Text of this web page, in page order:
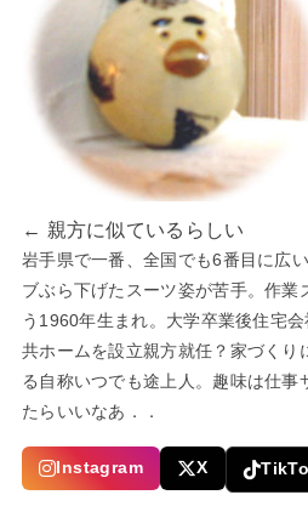
← 親方に似ているらしい
岩手県で一番、全国でも6番目に広
ブぶら下げたスーツ姿が苦手。作業
う1960年生まれ。大学卒業後住宅
共ホームを設立親方就任？家づくり
る自称いつでも途上人。趣味は仕事
たらいいなあ．．
Instagram X